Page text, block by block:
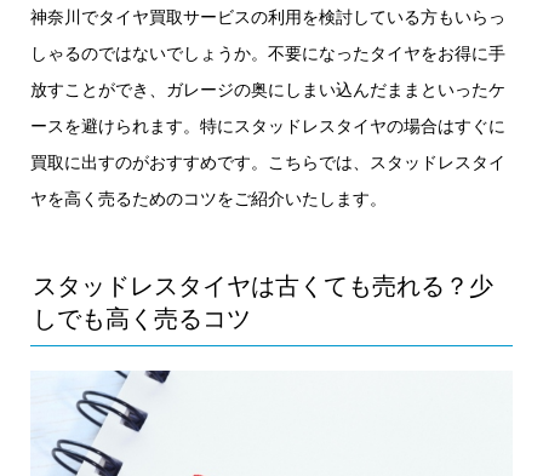
神奈川でタイヤ買取サービスの利用を検討している方もいらっ
しゃるのではないでしょうか。不要になったタイヤをお得に手
放すことができ、ガレージの奥にしまい込んだままといったケ
ースを避けられます。特にスタッドレスタイヤの場合はすぐに
買取に出すのがおすすめです。こちらでは、スタッドレスタイ
ヤを高く売るためのコツをご紹介いたします。
スタッドレスタイヤは古くても売れる？少
しでも高く売るコツ